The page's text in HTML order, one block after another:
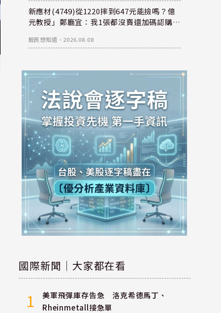
新應材(4749)從1220摔到647元能撿嗎？億
元教授」鄭廳宜：我1張都沒賣還加碼認購？
股民想知道 ． 2026.08.08
國際新聞｜大家都在看
1
美軍飛彈庫存告急 洛克希德馬丁、
Rheinmetall接急單